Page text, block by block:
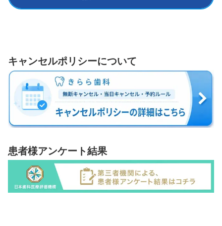
キャンセルポリシーについて
患者様アンケート結果